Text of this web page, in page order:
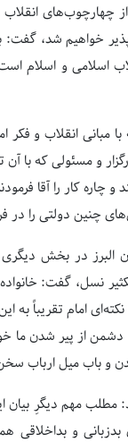
از چهارچوب‌های
خواهیم شد، گفت:
اسلامی و اسلام
با مبانی انقلاب و
و مسئولی که با
کار را آقا
چنین دولتی را در
در بخش دیگری
نسل، گفت:
امام تقریباً
از پیر شدن ما
و باب میل ارباب
مطلب مهم دیگرِ
و بداخلاقی